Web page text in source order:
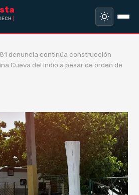
ESCLAV
denuncia continúa construcción
Cueva del Indio a pesar de orden de